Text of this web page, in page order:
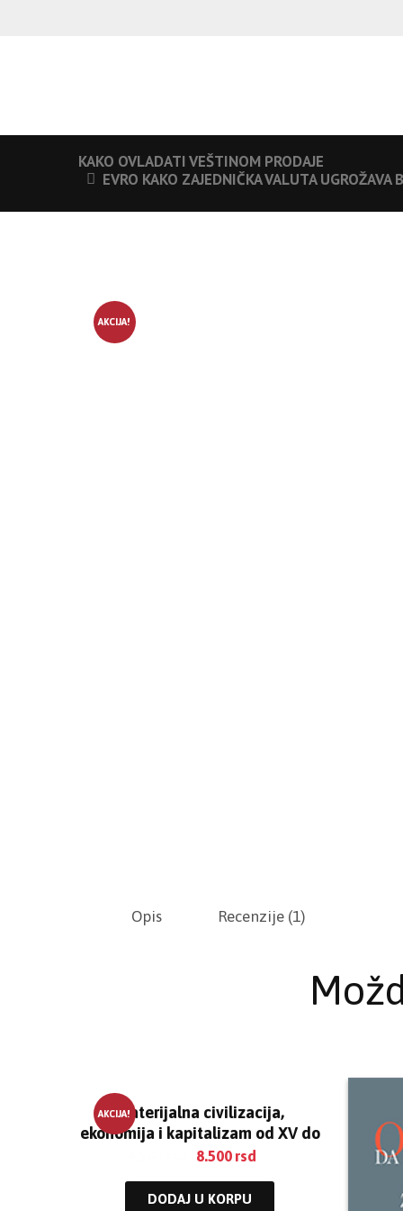
KAKO OVLADATI VEŠTINOM PRODAJE
EVRO KAKO ZAJEDNIČKA VALUTA UGROŽAVA
AKCIJA!
Opis Recenzije (1)
AKCIJA!Materijalna civilizacija,
ekonomija i kapitalizam od XV do
XVIII veka I-III
8.500 rsd
DODAJ U KORPU